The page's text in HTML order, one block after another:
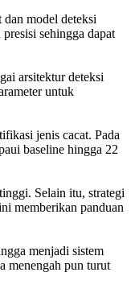
model deteksi
sehingga dapat
arsitektur deteksi
untuk
jenis cacat. Pada
baseline hingga 22
Selain itu, strategi
memberikan panduan
menjadi sistem
menengah pun turut